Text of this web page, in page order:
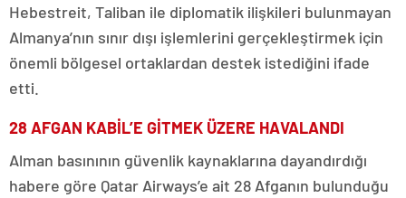
Hebestreit, Taliban ile diplomatik ilişkileri bulunmayan
Almanya’nın sınır dışı işlemlerini gerçekleştirmek için
önemli bölgesel ortaklardan destek istediğini ifade
etti.
28 AFGAN KABİL’E GİTMEK ÜZERE HAVALANDI
Alman basınının güvenlik kaynaklarına dayandırdığı
habere göre Qatar Airways’e ait 28 Afganın bulunduğu